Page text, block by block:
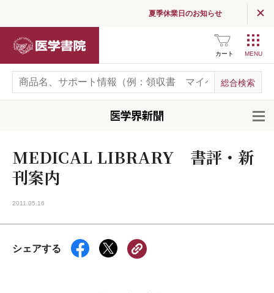
夏季休業日のお知らせ
カート
MEDICAL LIBRARY 書評・新
刊案内
2011.05.16
シェアする